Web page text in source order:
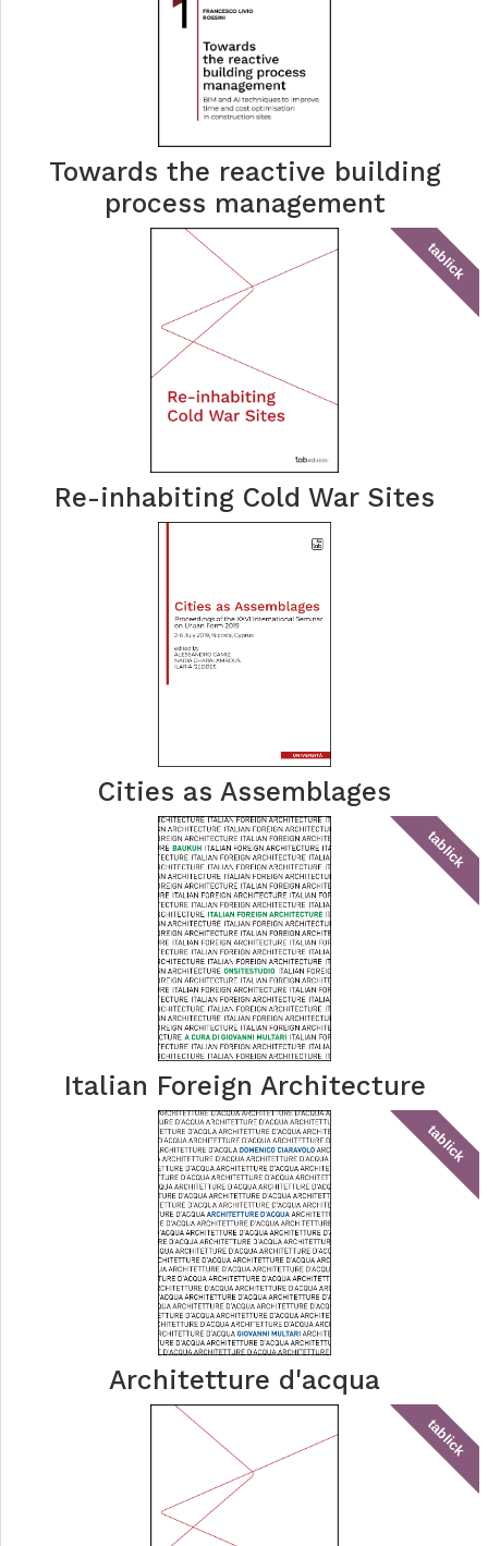
Towards the reactive building
process management
tablick
Re-inhabiting Cold War Sites
Cities as Assemblages
tablick
Italian Foreign Architecture
tablick
Architetture d'acqua
tablick